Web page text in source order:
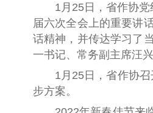
1月25日，省作协
届六次全会上的重要讲
话精神 ， 并传达学习了
一书记、常务副主席汪
1月25日，省作协
步方案。